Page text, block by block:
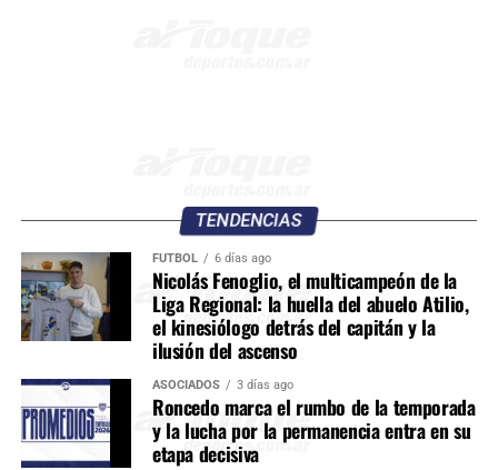
TENDENCIAS
FÚTBOL 6 días ago
Nicolás Fenoglio, el multicampeón de la
Liga Regional: la huella del abuelo Atilio,
el kinesiólogo detrás del capitán y la
ilusión del ascenso
ASOCIADOS 3 días ago
Roncedo marca el rumbo de la temporada
y la lucha por la permanencia entra en su
etapa decisiva